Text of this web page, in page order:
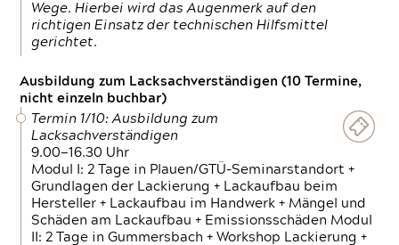
Wege. Hierbei wird das Augenmerk auf den
richtigen Einsatz der technischen Hilfsmittel
gerichtet.
Ausbildung zum Lacksachverständigen (10 Termine,
nicht einzeln buchbar)
Termin 1/10: Ausbildung zum
Lacksachverständigen
9.00—16.30 Uhr
Modul I: 2 Tage in Plauen/GTÜ-Seminarstandort +
Grundlagen der Lackierung + Lackaufbau beim
Hersteller + Lackaufbau im Handwerk + Mängel und
Schäden am Lackaufbau + Emissionsschäden Modul
II: 2 Tage in Gummersbach + Workshop Lackierung +